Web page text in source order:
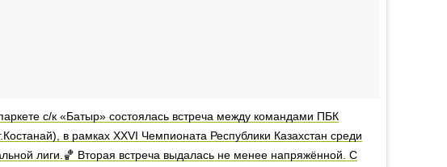
с/к «Батыр» состоялась встреча между командами ПБК
в рамках XXVI Чемпионата Республики Казахстан среди
лиги.🏀 Вторая встреча выдалась не менее напряжённой. С